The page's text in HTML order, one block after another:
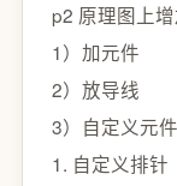
p2 原理图上
1）加元件
2）放导线
3）自定义元件
1. 自定义排针